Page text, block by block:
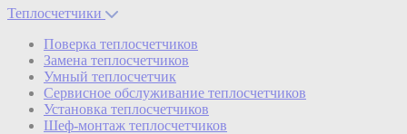
Теплосчетчики
Поверка теплосчетчиков
Замена теплосчетчиков
Умный теплосчетчик
Сервисное обслуживание теплосчетчиков
Установка теплосчетчиков
Шеф-монтаж теплосчетчиков